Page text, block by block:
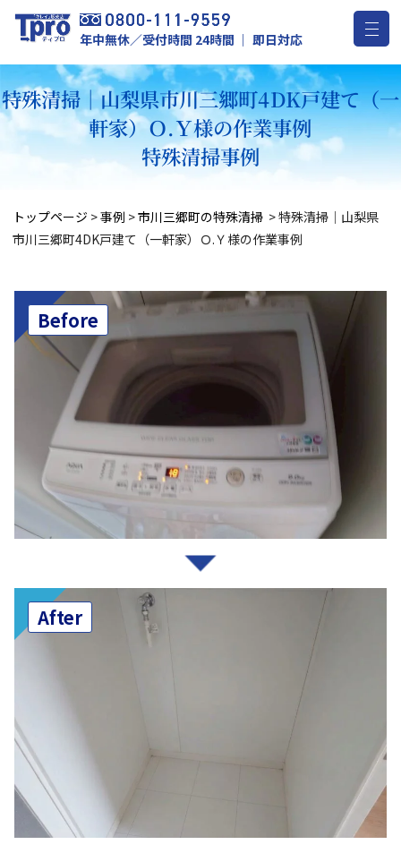
年中無休／受付時間 24時間 ｜ 即日対応
特殊清掃｜山梨県市川三郷町4DK戸建て（一
軒家）Ｏ.Ｙ様の作業事例
特殊清掃事例
トップページ >事例 >市川三郷町の特殊清掃 >特殊清掃｜山梨県
市川三郷町4DK戸建て（一軒家）Ｏ.Ｙ様の作業事例
Before
After